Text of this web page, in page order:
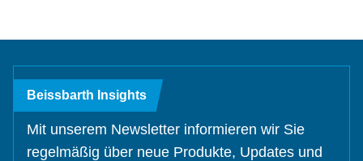
Beissbarth Insights
Mit unserem Newsletter informieren wir Sie
regelmäßig über neue Produkte, Updates und